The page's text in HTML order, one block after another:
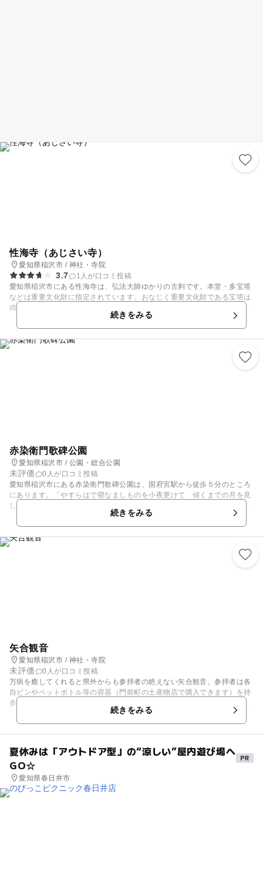
性海寺（あじさい寺）
愛知県稲沢市 / 神社・寺院
3.7
1人が口コミ投稿
愛知県稲沢市にある性海寺は、弘法大師ゆかりの古刹です。本堂・多宝塔
などは重要文化財に指定されています。おなじく重要文化財である宝塔は
織田信長が築城した安土城の宝塔のオリジナルといわれていうます。ま
た、別名「あじさい寺」といわれており、毎年６月１日頃から、あじさい
祭が開催されていて、大変多くの人で賑わいます。園内には、「伊豆の
華」「カシワバアジサイ」「城ケ崎」など約８０種１万株の色とりどりの
あじさいが咲き、訪れた人を喜ばせています。駐車場も無料で、遊歩道も
続きをみる
赤染衛門歌碑公園
愛知県稲沢市 / 公園・総合公園
未評価
0人が口コミ投稿
愛知県稲沢市にある赤染衛門歌碑公園は、国府宮駅から徒歩５分のところ
にあります。「やすらはで寝なましものを小夜更けて 傾くまでの月を見
しかな」という歌で知られる、平安の女流歌人で、中古三十六歌仙のひと
りである赤染衛門が、夫である大江匡衡が、長保３年（１００１年）に尾
張守に任命され、赴任する際に、夫と共に稲沢に訪れ、その際に、衣をか
けたといわれる松があった場所です。１００４年まで住み、１００９年に
再度尾張守に任じられた夫とともに、稲沢に再度下向したと伝えられてい
続きをみる
矢合観音
愛知県稲沢市 / 神社・寺院
未評価
0人が口コミ投稿
万病を癒してくれると県外からも参拝者の絶えない矢合観音。参拝者は各
自ビンやペットボトル等の容器（門前町の土産物店で購入できます）を持
参し、境内の井戸水を汲み入れ、この水と共に祈祷を受けます。祈祷を受
けた水は皮膚病などに効果があるといわれ患部に塗ったり、飲むと良いと
されています。ご本尊はこの地の城主橋本伊賀守の弟、大膳が祀った「十
続きをみる
夏休みは「アウトドア型」の“涼しい”屋内遊び場へ
GO☆
愛知県春日井市